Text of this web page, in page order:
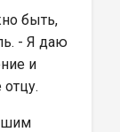
быть,
- Я даю
и